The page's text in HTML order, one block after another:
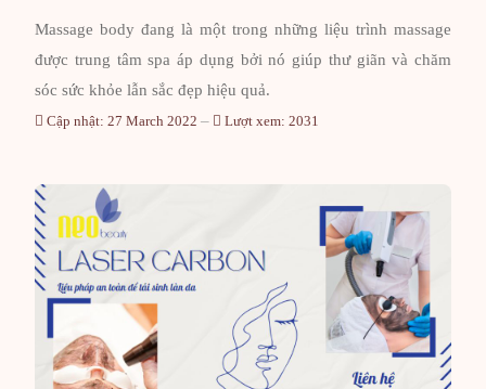
Massage body đang là một trong những liệu trình massage
được trung tâm spa áp dụng bởi nó giúp thư giãn và chăm
sóc sức khỏe lẫn sắc đẹp hiệu quả.
Cập nhật: 27 March 2022 Lượt xem: 2031